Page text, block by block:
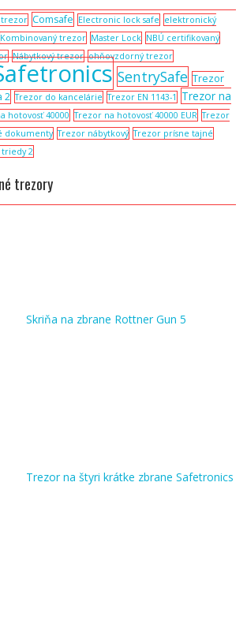
trezor Comsafe Electronic lock safe elektronický
Kombinovaný trezor Master Lock NBÚ certifikovaný
Nábytkový trezor ohňovzdorný trezor
SentrySafe Trezor
2 Trezor do kancelárie Trezor EN 1143-1
Trezor na
hotovosť 40000 Trezor na hotovosť 40000 EUR Trezor
dokumenty Trezor nábytkový Trezor prísne tajné
2
trezory
Skriňa na zbrane Rottner Gun 5
Trezor na štyri krátke zbrane Safetronics